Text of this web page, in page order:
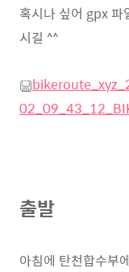
혹시나 싶어 gpx 파
시길 ^^
출발
아침에 탄천합수부